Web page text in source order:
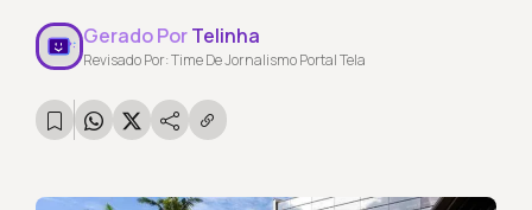
Gerado PorTelinha
Revisado Por: Time De Jornalismo Portal Tela